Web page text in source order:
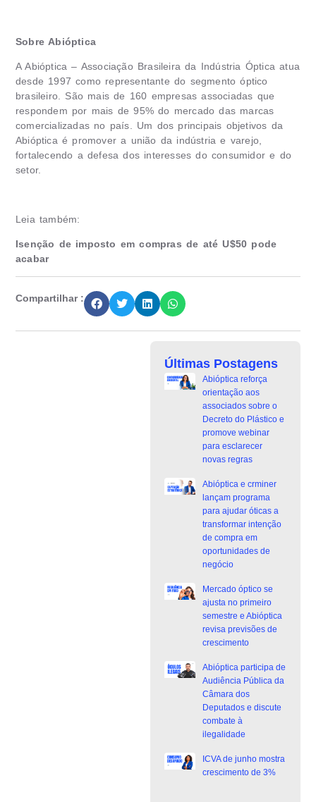
Sobre Abióptica
A Abióptica – Associação Brasileira da Indústria Óptica atua
desde 1997 como representante do segmento óptico
brasileiro. São mais de 160 empresas associadas que
respondem por mais de 95% do mercado das marcas
comercializadas no país. Um dos principais objetivos da
Abióptica é promover a união da indústria e varejo,
fortalecendo a defesa dos interesses do consumidor e do
setor.
Leia também:
Isenção de imposto em compras de até U$50 pode
acabar
Compartilhar :
Últimas Postagens
Abióptica reforça
orientação aos
associados sobre o
Decreto do Plástico e
promove webinar
para esclarecer
novas regras
Abióptica e crminer
lançam programa
para ajudar óticas a
transformar intenção
de compra em
oportunidades de
negócio
Mercado óptico se
ajusta no primeiro
semestre e Abióptica
revisa previsões de
crescimento
Abióptica participa de
Audiência Pública da
Câmara dos
Deputados e discute
combate à
ilegalidade
ICVA de junho mostra
crescimento de 3%